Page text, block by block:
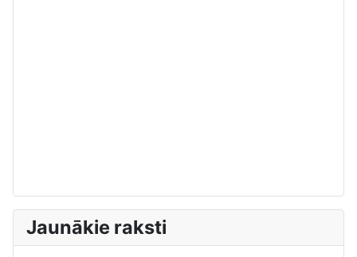
Jaunākie raksti